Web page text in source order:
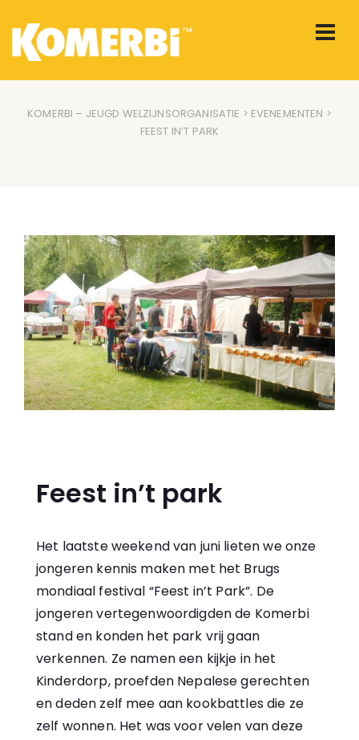
KOMERBI – JEUGD WELZIJNSORGANISATIE > EVENEMENTEN >
FEEST IN’T PARK
Feest in’t park
Het laatste weekend van juni lieten we onze
jongeren kennis maken met het Brugs
mondiaal festival “Feest in’t Park”. De
jongeren vertegenwoordigden de Komerbi
stand en konden het park vrij gaan
verkennen. Ze namen een kijkje in het
Kinderdorp, proefden Nepalese gerechten
en deden zelf mee aan kookbattles die ze
zelf wonnen. Het was voor velen van deze